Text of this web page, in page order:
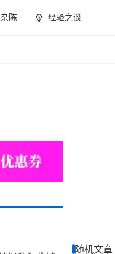
陈 经验之谈
随机文章